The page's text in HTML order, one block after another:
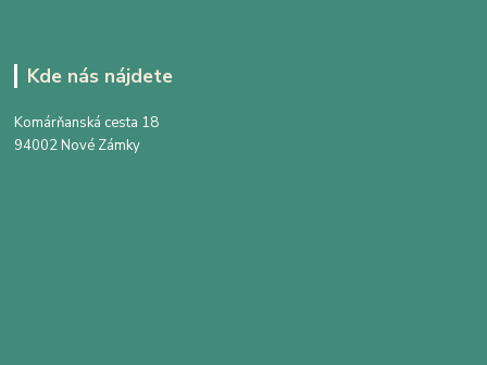
Kde nás nájdete
Komárňanská cesta 18
94002 Nové Zámky